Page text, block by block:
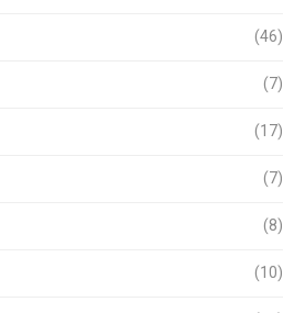
(46)
(7)
(17)
(7)
(8)
(10)